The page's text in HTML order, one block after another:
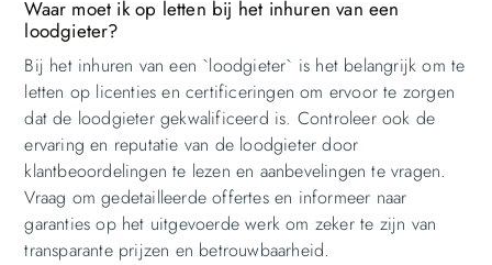
Waar moet ik op letten bij het inhuren van een
loodgieter?
Bij het inhuren van een `loodgieter` is het belangrijk om te
letten op licenties en certificeringen om ervoor te zorgen
dat de loodgieter gekwalificeerd is. Controleer ook de
ervaring en reputatie van de loodgieter door
klantbeoordelingen te lezen en aanbevelingen te vragen.
Vraag om gedetailleerde offertes en informeer naar
garanties op het uitgevoerde werk om zeker te zijn van
transparante prijzen en betrouwbaarheid.